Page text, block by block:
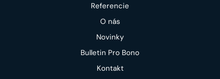
Referencie
O nás
Novinky
Bulletin Pro Bono
Kontakt